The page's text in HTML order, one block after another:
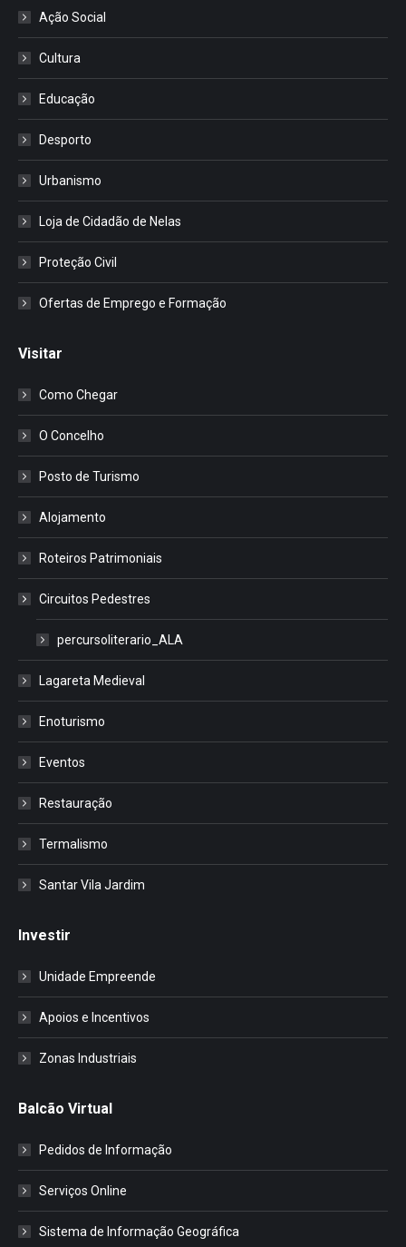
Ação Social
Cultura
Educação
Desporto
Urbanismo
Loja de Cidadão de Nelas
Proteção Civil
Ofertas de Emprego e Formação
Visitar
Como Chegar
O Concelho
Posto de Turismo
Alojamento
Roteiros Patrimoniais
Circuitos Pedestres
percursoliterario_ALA
Lagareta Medieval
Enoturismo
Eventos
Restauração
Termalismo
Santar Vila Jardim
Investir
Unidade Empreende
Apoios e Incentivos
Zonas Industriais
Balcão Virtual
Pedidos de Informação
Serviços Online
Sistema de Informação Geográfica